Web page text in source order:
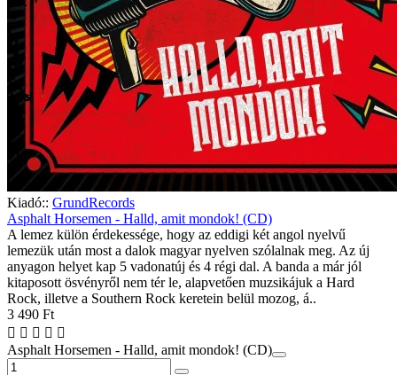
Kiadó:: GrundRecords
Asphalt Horsemen - Halld, amit mondok! (CD)
A lemez külön érdekessége, hogy az eddigi két angol nyelvű
lemezük után most a dalok magyar nyelven szólalnak meg. Az új
anyagon helyet kap 5 vadonatúj és 4 régi dal. A banda a már jól
kitaposott ösvényről nem tér le, alapvetően muzsikájuk a Hard
Rock, illetve a Southern Rock keretein belül mozog, á..
3 490 Ft
Asphalt Horsemen - Halld, amit mondok! (CD)